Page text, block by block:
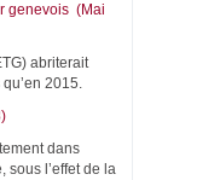
genevois (Mai
abriterait
2015.
dans
sous l’effet de la